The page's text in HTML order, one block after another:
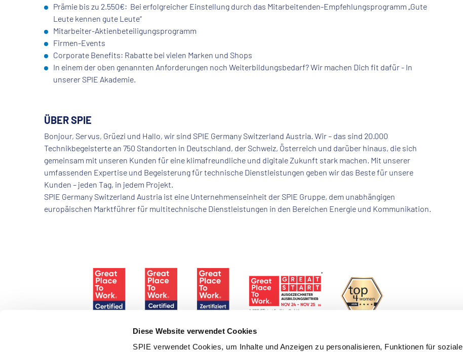
Diese Website verwendet Cookies
SPIE verwendet Cookies, um Inhalte und Anzeigen zu personalisieren, Funktionen für soziale
ÜBER SPIE
Bonjour, Servus, Grüezi und Hallo, wir sind SPIE Germany Switzerland Austria. Wir – das sind 20.000
Technikbegeisterte an 750 Standorten in Deutschland, der Schweiz, Österreich und darüber hinaus, die sich
gemeinsam mit unseren Kunden für eine klimafreundliche und digitale Zukunft stark machen. Mit unserer
umfassenden Expertise und Begeisterung für technische Dienstleistungen geben wir das Beste für unsere
Kunden – jeden Tag, in jedem Projekt.
SPIE Germany Switzerland Austria ist eine Unternehmenseinheit der SPIE Gruppe, dem unabhängigen
europäischen Marktführer für multitechnische Dienstleistungen in den Bereichen Energie und Kommunikation.
Prämie bis zu 2.550€: Bei erfolgreicher Einstellung durch das Mitarbeitenden-Empfehlungsprogramm „Gute
Leute kennen gute Leute“
Mitarbeiter-Aktienbeteiligungsprogramm
Firmen-Events
Corporate Benefits: Rabatte bei vielen Marken und Shops
In einem der oben genannten Anforderungen noch Weiterbildungsbedarf? Wir machen Dich fit dafür - In
unserer SPIE Akademie.